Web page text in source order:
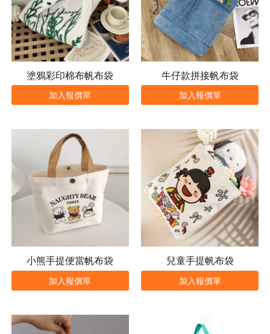
塗鴉彩印棉布帆布袋
加入報價單
牛仔款拼接帆布袋
加入報價單
小熊手提便當帆布袋
加入報價單
兒童手提帆布袋
加入報價單